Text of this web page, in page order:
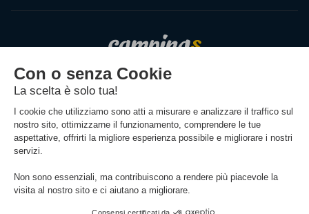
Cambiare la lingua
(1) Cancellazione gratuita fino a 30 giorni prima dell'inizio del soggiorno (non è richiesta
alcuna giustificazione e il rimborso avviene sotto forma di nota di credito).
condizioni